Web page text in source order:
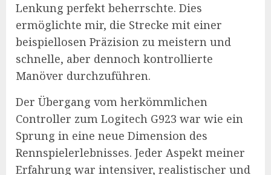
Lenkung perfekt beherrschte. Dies
ermöglichte mir, die Strecke mit einer
beispiellosen Präzision zu meistern und
schnelle, aber dennoch kontrollierte
Manöver durchzuführen.
Der Übergang vom herkömmlichen
Controller zum Logitech G923 war wie ein
Sprung in eine neue Dimension des
Rennspielerlebnisses. Jeder Aspekt meiner
Erfahrung war intensiver, realistischer und